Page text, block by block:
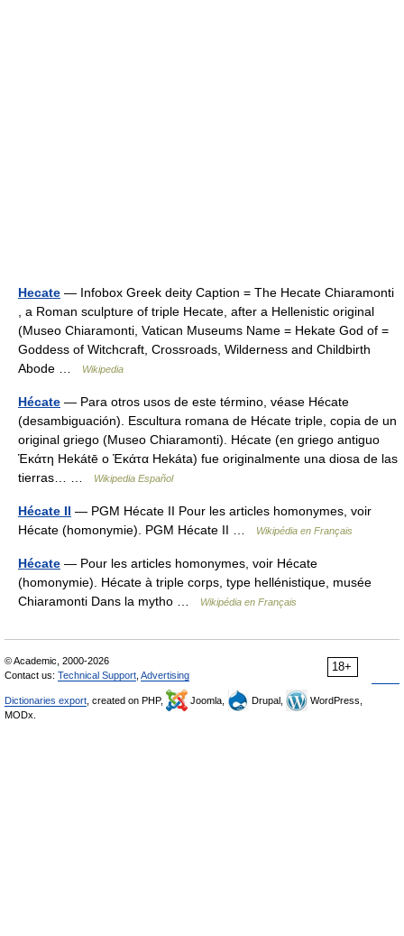
Hecate — Infobox Greek deity Caption = The Hecate Chiaramonti
, a Roman sculpture of triple Hecate, after a Hellenistic original
(Museo Chiaramonti, Vatican Museums Name = Hekate God of =
Goddess of Witchcraft, Crossroads, Wilderness and Childbirth
Abode …
Wikipedia
Hécate — Para otros usos de este término, véase Hécate
(desambiguación). Escultura romana de Hécate triple, copia de un
original griego (Museo Chiaramonti). Hécate (en griego antiguo
Ἑκάτη Hekátē o Ἑκάτα Hekáta) fue originalmente una diosa de las
tierras… …
Wikipedia Español
Hécate II — PGM Hécate II Pour les articles homonymes, voir
Hécate (homonymie). PGM Hécate II …
Wikipédia en Français
Hécate — Pour les articles homonymes, voir Hécate
(homonymie). Hécate à triple corps, type hellénistique, musée
Chiaramonti Dans la mytho …
Wikipédia en Français
18+
© Academic, 2000-2026
Contact us: Technical Support Advertising
Dictionaries export , created on PHP, Joomla, Drupal,
WordPress,
MODx.